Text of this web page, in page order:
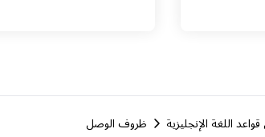
اللغة الإنجليزية ظروف الوصل